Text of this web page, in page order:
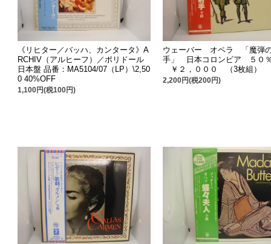
《リヒター／バッハ、カンタータ》A
RCHIV（アルヒーフ）／ポリドール
日本盤 品番：MA5104/07（LP）\2,50
0 40%OFF
1,100円(税100円)
ウェーバー オペラ 「魔弾
手」 日本コロンビア ５０
￥２，０００ （3枚組）
2,200円(税200円)